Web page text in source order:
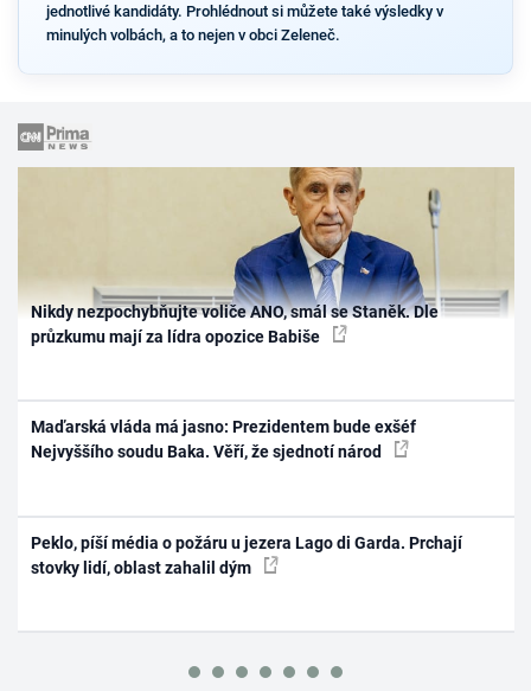
jednotlivé kandidáty. Prohlédnout si můžete také výsledky v
minulých volbách, a to nejen v obci Zeleneč.
Nikdy nezpochybňujte voliče ANO, smál se Staněk. Dle
průzkumu mají za lídra opozice Babiše
Maďarská vláda má jasno: Prezidentem bude exšéf
Nejvyššího soudu Baka. Věří, že sjednotí národ
Peklo, píší média o požáru u jezera Lago di Garda. Prchají
stovky lidí, oblast zahalil dým